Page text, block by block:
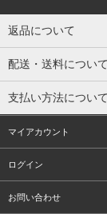
返品について
配送・送料について
支払い方法について
マイアカウント
ログイン
お問い合わせ